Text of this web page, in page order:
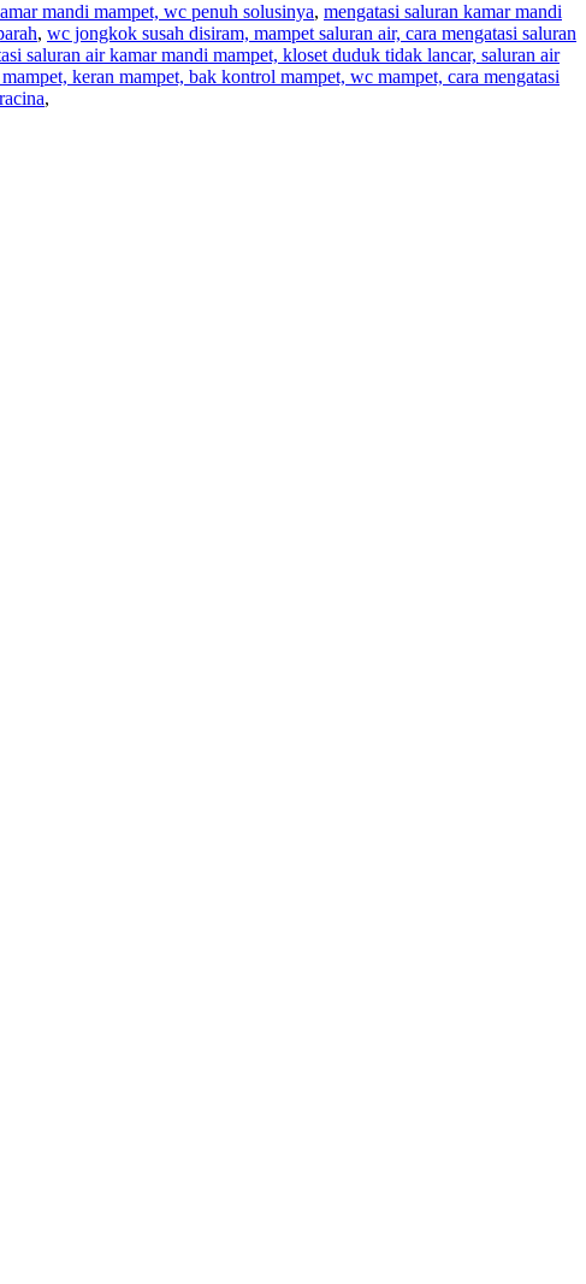
mandi mampet, wc penuh solusinya, mengatasi saluran kamar mandi
, wc jongkok susah disiram, mampet saluran air, cara mengatasi saluran
saluran air kamar mandi mampet, kloset duduk tidak lancar, saluran air
keran mampet, bak kontrol mampet, wc mampet, cara mengatasi
,